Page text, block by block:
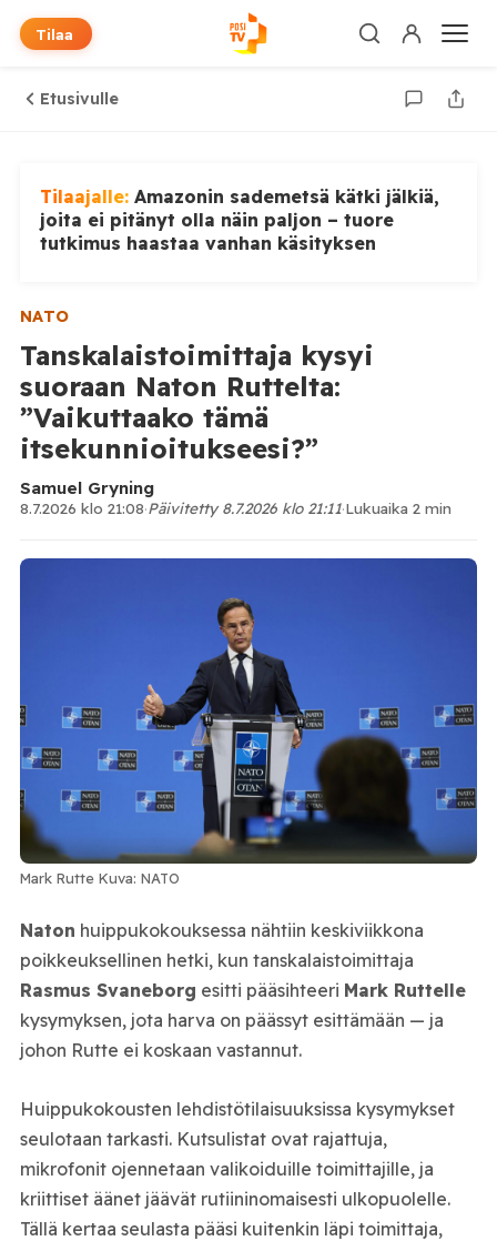
Tilaa
Etusivulle
Tilaajalle: Amazonin sademetsä kätki jälkiä,
joita ei pitänyt olla näin paljon – tuore
tutkimus haastaa vanhan käsityksen
NATO
Tanskalaistoimittaja kysyi
suoraan Naton Ruttelta:
”Vaikuttaako tämä
itsekunnioitukseesi?”
Samuel Gryning
8.7.2026 klo 21:08·Päivitetty 8.7.2026 klo 21:11·Lukuaika 2 min
Mark Rutte Kuva: NATO
Naton huippukokouksessa nähtiin keskiviikkona
poikkeuksellinen hetki, kun tanskalaistoimittaja
Rasmus Svaneborg esitti pääsihteeri Mark Ruttelle
kysymyksen, jota harva on päässyt esittämään — ja
johon Rutte ei koskaan vastannut.
Huippukokousten lehdistötilaisuuksissa kysymykset
seulotaan tarkasti. Kutsulistat ovat rajattuja,
mikrofonit ojennetaan valikoiduille toimittajille, ja
kriittiset äänet jäävät rutiininomaisesti ulkopuolelle.
Tällä kertaa seulasta pääsi kuitenkin läpi toimittaja,